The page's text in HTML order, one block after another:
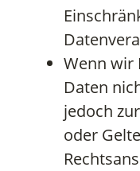
Wenn wir
Daten
jedoch
oder